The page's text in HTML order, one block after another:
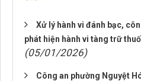
Xử lý hành vi đánh bạc,
phát hiện hành vi tàng trữ
(05/01/2026)
Công an phường Nguyệt